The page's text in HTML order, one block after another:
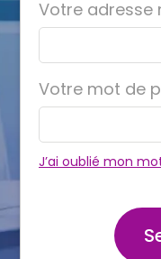
Votre adresse
Votre mot de
J’ai oublié mon